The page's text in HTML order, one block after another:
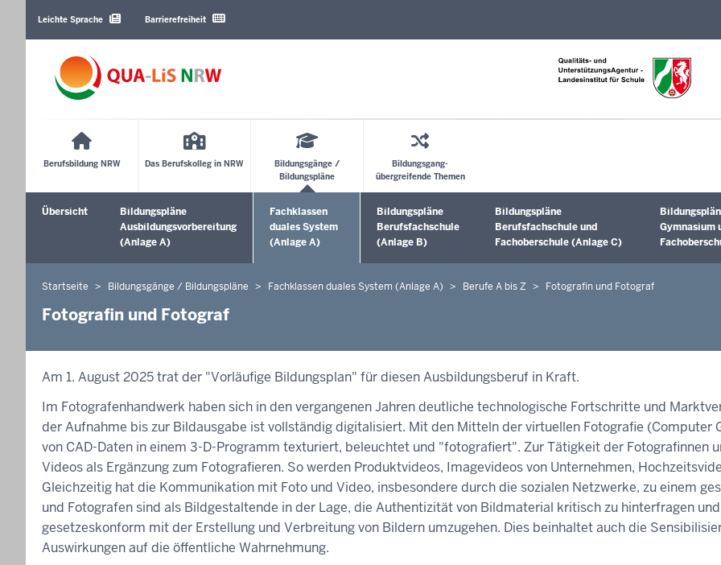
Sprachen
Leichte Sprache Barrierefreiheit
Berufsbildung NRW Das Berufskolleg in NRW
Bildungsgänge /
Bildungspläne
Bildungsgang-
übergreifende Themen
Sekundärmenü
Übersicht
Bildungspläne
Ausbildungsvorbereitung
(Anlage A)
Fachklassen
duales System
(Anlage A)
Untermenü öffnen
Bildungspläne
Berufsfachschule
(Anlage B)
Untermenü öffnen
Bildungspläne
Berufsfachschule und
Fachoberschule (Anlage C)
Untermenü
Gymnasium
Sie
befinden
hier
Startseite Bildungsgänge / Bildungspläne Fachklassen duales System (Anlage A) Berufe A bis Z Fotografin und Fotograf
Fotografin und Fotograf
Am 1. August 2025 trat der "Vorläufige Bildungsplan" für diesen Ausbildungsberuf in Kraft.
Im Fotografenhandwerk haben sich in den vergangenen Jahren deutliche technologische Fortschritte und
der Aufnahme bis zur Bildausgabe ist vollständig digitalisiert. Mit den Mitteln der virtuellen Fotografie (Computer
von CAD-Daten in einem 3-D-Programm texturiert, beleuchtet und "fotografiert". Zur Tätigkeit der Fotografinnen
Videos als Ergänzung zum Fotografieren. So werden Produktvideos, Imagevideos von Unternehmen,
Gleichzeitig hat die Kommunikation mit Foto und Video, insbesondere durch die sozialen Netzwerke, zu einem
und Fotografen sind als Bildgestaltende in der Lage, die Authentizität von Bildmaterial kritisch zu hinterfragen
gesetzeskonform mit der Erstellung und Verbreitung von Bildern umzugehen. Dies beinhaltet auch die
Auswirkungen auf die öffentliche Wahrnehmung.